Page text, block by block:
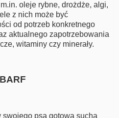
oleje rybne, drożdże, algi,
z nich może być
od potrzeb konkretnego
aktualnego zapotrzebowania
witaminy czy minerały.
psa gotową suchą